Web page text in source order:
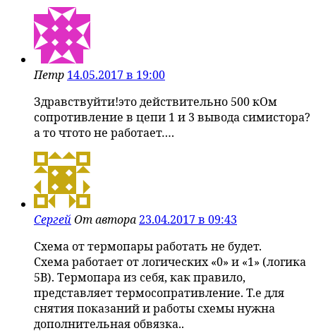
Петр 14.05.2017 в 19:00
Здравствуйти!это действительно 500 кОм
сопротивление в цепи 1 и 3 вывода симистора?
а то чтото не работает….
СергейОт автора 23.04.2017 в 09:43
Схема от термопары работать не будет.
Схема работает от логических «0» и «1» (логика
5В). Термопара из себя, как правило,
представляет термосопративление. Т.е для
снятия показаний и работы схемы нужна
дополнительная обвязка..